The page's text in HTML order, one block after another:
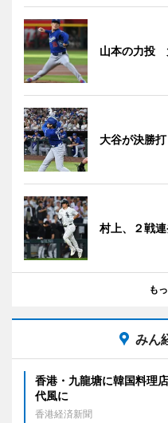
山本の力投
大谷が決勝
村上、２戦
も
みん
香港・九龍塘に韓国料理
代風に
香港経済新聞